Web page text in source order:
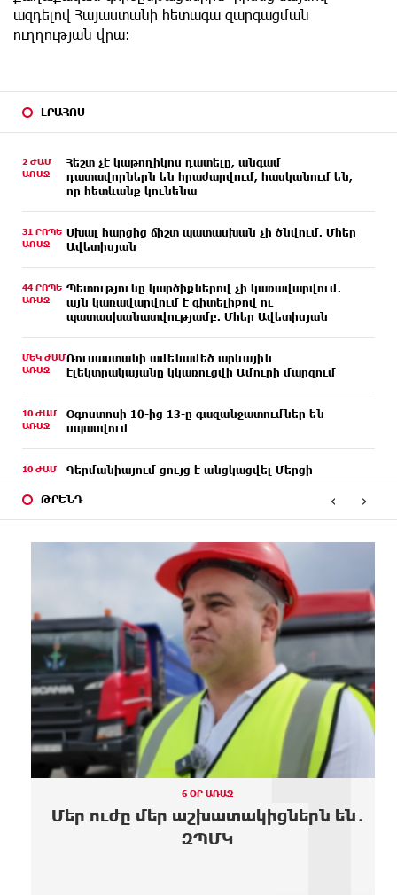
ԼՐԱՀՈՍ
2 ԺԱՄ
ԱՌԱՋ
Հեշտ չէ կաթողիկոս դատելը, անգամ
դատավորներն են հրաժարվում, հասկանում են,
որ հետևանք կունենա
31 ՐՈՊԵ
ԱՌԱՋ
Սխալ հարցից ճիշտ պատասխան չի ծնվում. Մհեր
Ավետիսյան
44 ՐՈՊԵ
ԱՌԱՋ
Պետությունը կարծիքներով չի կառավարվում.
այն կառավարվում է գիտելիքով ու
պատասխանատվությամբ. Մհեր Ավետիսյան
ՄԵԿ ԺԱՄ
ԱՌԱՋ
Ռուսաստանի ամենամեծ արևային
էլեկտրակայանը կկառուցվի Ամուրի մարզում
10 ԺԱՄ
ԱՌԱՋ
Օգոստոսի 10-ից 13-ը գազանջատումներ են
սպասվում
10 ԺԱՄ
ԱՌԱՋ
Գերմանիայում ցույց է անցկացվել Մերցի
միլիոն դիտում՝ 24 ժամում
23-ամյա ուսանողի մշակած հավելվածը
հարավկորեական App Store-ում շրջանցել է
նույնիսկ Google Maps-ը
11 ԺԱՄ
ԱՌԱՋ
Ռուսաստանի տարածքում ոչնչացվել է
ուկրաինական 360 անօդաչու թռչող սարք
11 ԺԱՄ
Օգոստոսի 10-ին, 11-ին, 12-ին, 13-ին, 14-ին, 17-
ին, 18-ին և 20-ին հարյուրավոր հասցեներում
լույս չի լինելու
11 ԺԱՄ
Ողբերգական դեպք՝ Երևանում․ Կիևյան կամրջի
տակ հայտնաբերվել է տղամարդու մարմին
Ադրբեջանի Սարով գյուղում տանը 18-ամյա
աղջկա դի է հայտնաբերվել
ազդելով Հայաստանի հետագա զարգացման
ուղղության վրա։
ԹՐԵՆԴ
6 ՕՐ ԱՌԱՋ
Մեր ուժը մեր աշխատակիցներն են․
ԶՊՄԿ
1
‹ ›